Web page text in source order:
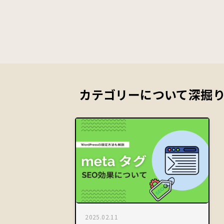
カテゴリーについて深掘
2025.02.11